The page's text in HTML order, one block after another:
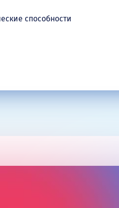
способности